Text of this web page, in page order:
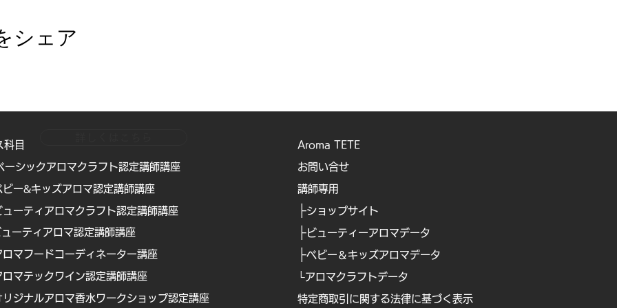
(日)
できます♪
6名） or Zoomオンライン
シェア
科目
ーシックアロマクラフト認定講師講座
ビー&キッズアロマ認定講師講座
ューティアロマクラフト認定講師講座
ーティアロマ認定講師講座
ロマフードコーディネーター講座
ロマテックワイン認定講師講座
リジナルアロマ香水ワークショップ認定講座
Aroma TETE
お問い合せ
​講師専用
├ショップサイト
├ ビューティーアロマデータ
├ベビー＆キッズアロマデータ
└アロマクラフトデータ
特定商取引に関する法律に基づく表示